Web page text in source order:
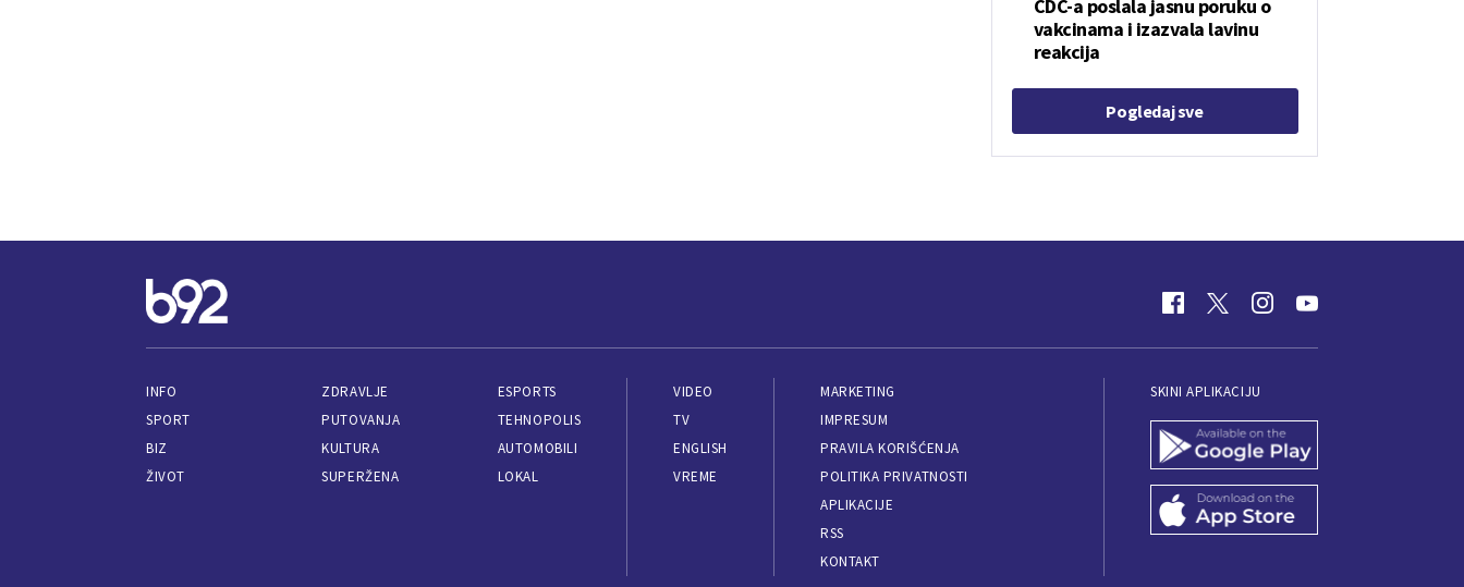
CDC-a poslala jasnu poruku o
vakcinama i izazvala lavinu
reakcija
Pogledaj sve
INFO
SPORT
BIZ
ŽIVOT
ZDRAVLJE
PUTOVANJA
KULTURA
SUPERŽENA
ESPORTS
TEHNOPOLIS
AUTOMOBILI
LOKAL
VIDEO
TV
ENGLISH
VREME
MARKETING
IMPRESUM
PRAVILA KORIŠĆENJA
POLITIKA PRIVATNOSTI
APLIKACIJE
RSS
KONTAKT
SKINI APLIKACIJU